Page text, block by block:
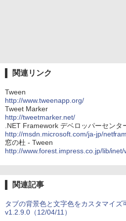
関連リンク
Tween
http://www.tweenapp.org/
Tweet Marker
http://tweetmarker.net/
.NET Framework デベロッパーセンタ
http://msdn.microsoft.com/ja-jp/
窓の杜 - Tween
http://www.forest.impress.co.jp/lib/
関連記事
タブの背景色と文字色をカスタマイズ
v1.2.9.0（12/04/11）